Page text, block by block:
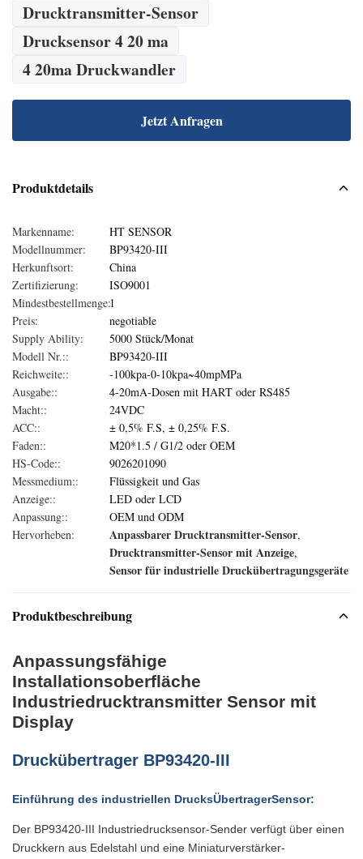
Drucktransmitter-Sensor
Drucksensor 4 20 ma
4 20ma Druckwandler
Jetzt Anfragen
Produktdetails
Markenname:
HT SENSOR
Modellnummer:
BP93420-III
Herkunftsort:
China
Zertifizierung:
ISO9001
Mindestbestellmenge:1
Preis:
negotiable
Supply Ability:
5000 Stück/Monat
Modell Nr.::
BP93420-III
Reichweite::
-100kpa-0-10kpa~40mpMPa
Ausgabe::
4-20mA-Dosen mit HART oder RS485
Macht::
24VDC
ACC::
± 0,5% F.S, ± 0,25% F.S.
Faden::
M20*1.5 / G1/2 oder OEM
HS-Code::
9026201090
Messmedium::
Flüssigkeit und Gas
Anzeige::
LED oder LCD
Anpassung::
OEM und ODM
Hervorheben:
Anpassbarer Drucktransmitter-Sensor,
Drucktransmitter-Sensor mit Anzeige,
Sensor für industrielle Druckübertragungsgeräte
Produktbeschreibung
Anpassungsfähige
Installationsoberfläche
Industriedrucktransmitter Sensor mit
Display
Druckübertrager BP93420-III
Einführung des industriellen DrucksÜbertragerSensor:
Der BP93420-III Industriedrucksensor-Sender verfügt über einen
Druckkern aus Edelstahl und eine Miniaturverstärker-